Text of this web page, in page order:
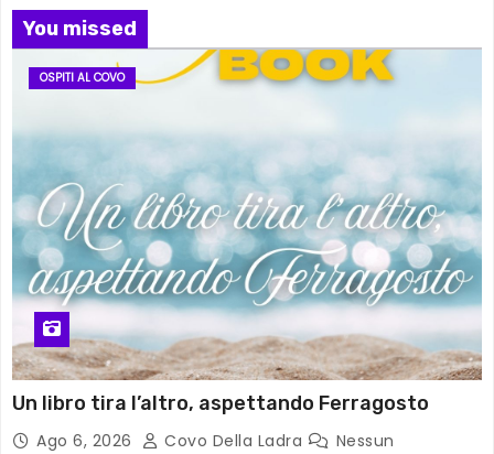
You missed
OSPITI AL COVO
Un libro tira l’altro, aspettando Ferragosto
Ago 6, 2026 Covo Della Ladra
Nessun